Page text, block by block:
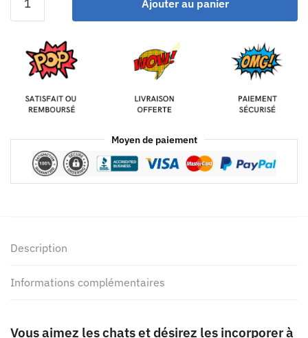
Ajouter au panier
Moyen de paiement
Description
Informations complémentaires
Vous aimez les chats et désirez les incorporer à